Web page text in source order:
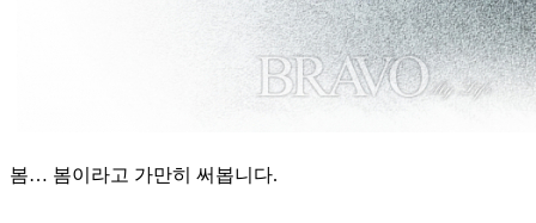
봄… 봄이라고 가만히 써봅니다.